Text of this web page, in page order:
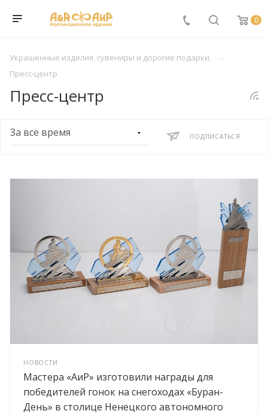
0
Украшенные изделия, сувениры и дорогие подарки.
Пресс-центр
Пресс-центр
ПОДПИСАТЬСЯ
НОВОСТИ
Мастера «АиР» изготовили награды для
победителей гонок на снегоходах «Буран-
День» в столице Ненецкого автономного